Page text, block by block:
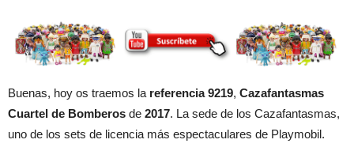
Buenas, hoy os traemos la referencia 9219, Cazafantasmas
Cuartel de Bomberos de 2017. La sede de los Cazafantasmas,
uno de los sets de licencia más espectaculares de Playmobil.